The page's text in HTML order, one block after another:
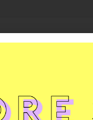
人気ワード セール